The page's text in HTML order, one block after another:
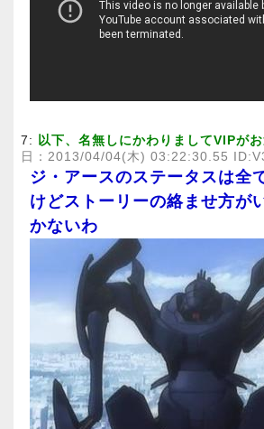
7: 以下、名無しにかわりましてVIPが
日：2013/04/04(木) 03:22:30.55
ジ・アースのステータスは全
けどストーリーの絡ませ方が
かないわ